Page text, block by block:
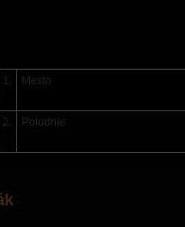
1. Mesto
2. Poludnie